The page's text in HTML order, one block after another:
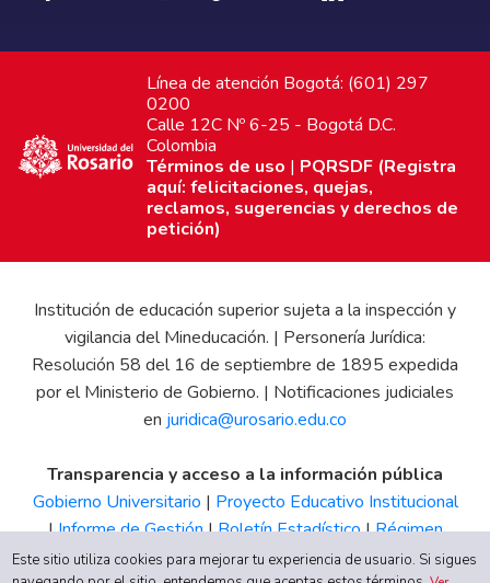
Línea de atención Bogotá: (601) 297
0200
Calle 12C Nº 6-25 - Bogotá D.C.
Colombia
Términos de uso | PQRSDF (Registra
aquí: felicitaciones, quejas,
reclamos, sugerencias y derechos de
petición)
Institución de educación superior sujeta a la inspección y
vigilancia del Mineducación. | Personería Jurídica:
Resolución 58 del 16 de septiembre de 1895 expedida
por el Ministerio de Gobierno. | Notificaciones judiciales
en juridica@urosario.edu.co
Transparencia y acceso a la información pública
Gobierno Universitario | Proyecto Educativo Institucional
|Informe de Gestión|Boletín Estadístico|Régimen
Tributario|Estados Financieros |Código de Ética| Canal
Este sitio utiliza cookies para mejorar tu experiencia de usuario. Si sigues